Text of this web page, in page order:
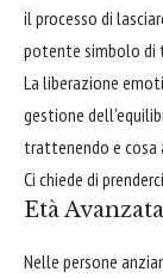
il processo di
potente simbolo di
La liberazione
gestione
trattenendo e cosa
Ci chiede di
Età
Nelle persone